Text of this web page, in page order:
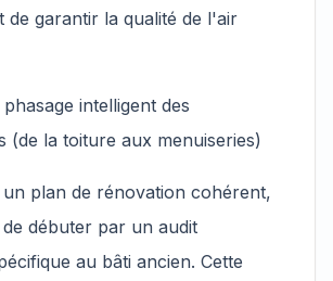
de garantir la qualité de l'air
intelligent des
(de la toiture aux menuiseries)
plan de rénovation cohérent,
débuter par un audit
au bâti ancien. Cette